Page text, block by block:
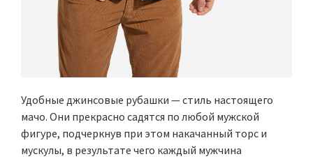
Удобные джинсовые рубашки — стиль настоящего
мачо. Они прекрасно садятся по любой мужской
фигуре, подчеркнув при этом накачанный торс и
мускулы, в результате чего каждый мужчина